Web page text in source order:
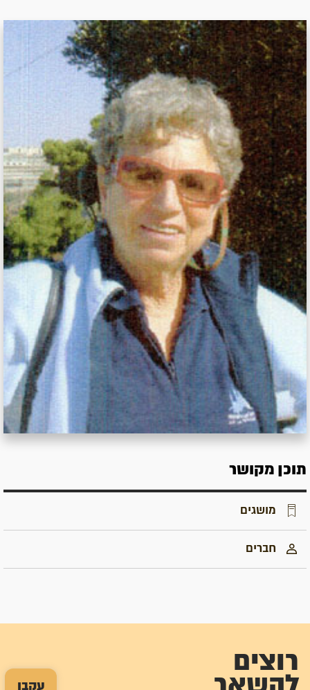
עקבו
תוכן מקושר
מושגים
חברים
רוצים